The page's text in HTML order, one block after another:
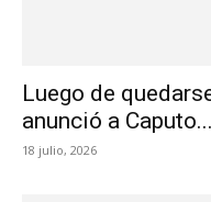
Luego de
anunció a Caputo...
18 julio, 2026